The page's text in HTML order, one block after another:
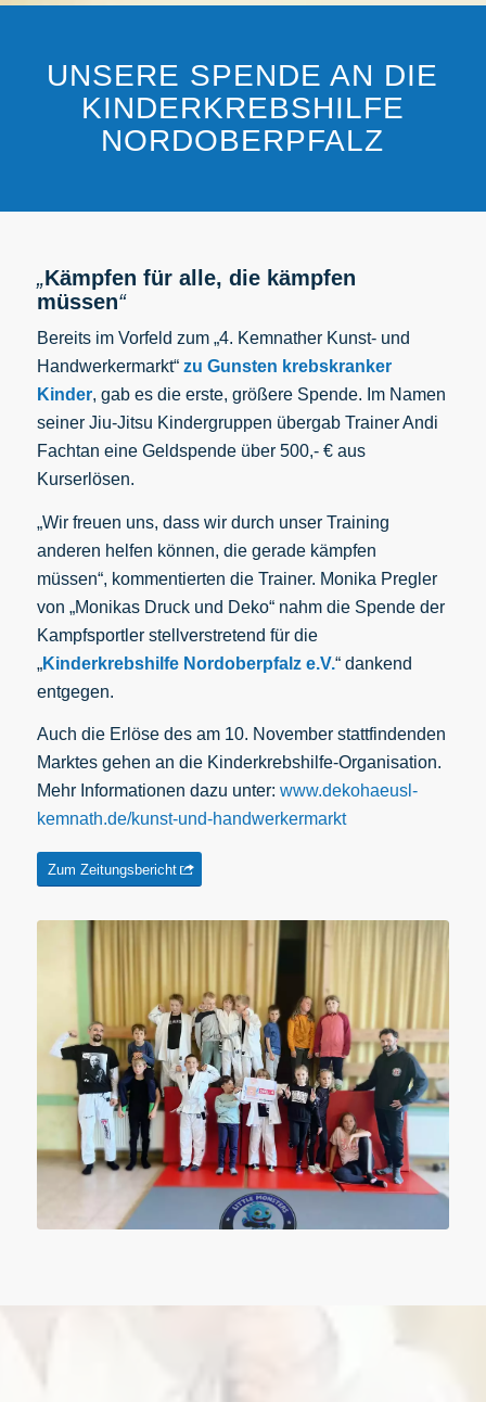
UNSERE SPENDE AN DIE
KINDERKREBSHILFE
NORDOBERPFALZ
„Kämpfen für alle, die kämpfen
müssen“
Bereits im Vorfeld zum „4. Kemnather Kunst- und
Handwerkermarkt“ zu Gunsten krebskranker
Kinder, gab es die erste, größere Spende. Im Namen
seiner Jiu-Jitsu Kindergruppen übergab Trainer Andi
Fachtan eine Geldspende über 500,- € aus
Kurserlösen.
„Wir freuen uns, dass wir durch unser Training
anderen helfen können, die gerade kämpfen
müssen“, kommentierten die Trainer. Monika Pregler
von „Monikas Druck und Deko“ nahm die Spende der
Kampfsportler stellverstretend für die
„Kinderkrebshilfe Nordoberpfalz e.V.“ dankend
entgegen.
Auch die Erlöse des am 10. November stattfindenden
Marktes gehen an die Kinderkrebshilfe-Organisation.
Mehr Informationen dazu unter: www.dekohaeusl-
kemnath.de/kunst-und-handwerkermarkt
Zum Zeitungsbericht